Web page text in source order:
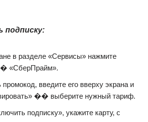
подписку:
в разделе «Сервисы» нажмите
«СберПрайм».
введите его вверху экрана и
�� выберите нужный тариф.
подписку», укажите карту, с